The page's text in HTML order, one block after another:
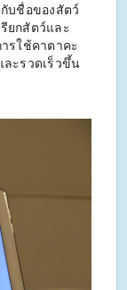
บชื่อของสัตว์
ยกสัตว์และ
รใช้คาตาคะ
ะรวดเร็วขึ้น